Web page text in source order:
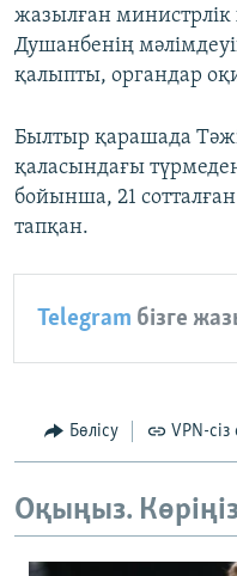
жазылған
Душанбенің
қалыпты, органдар
Былтыр қарашада
қаласындағы
бойынша, 21
тапқан.
Telegram бізге
Бөлісу VPN-сіз
Оқыңыз.